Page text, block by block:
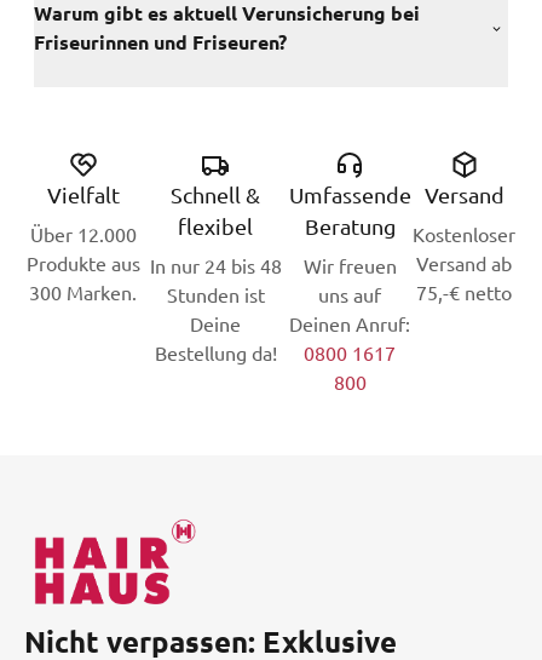
Warum gibt es aktuell Verunsicherung bei
Friseurinnen und Friseuren?
Vielfalt
Über 12.000
Produkte aus
300 Marken.
Schnell &
flexibel
In nur 24 bis 48
Stunden ist
Deine
Bestellung da!
Umfassende
Beratung
Wir freuen
uns auf
Deinen Anruf:
0800 1617
800
Versand
Kostenloser
Versand ab
75,-€ netto
Nicht verpassen: Exklusive